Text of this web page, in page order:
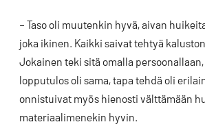
– Taso oli muutenkin hyvä, aivan
joka ikinen. Kaikki saivat tehtyä
Jokainen teki sitä omalla
lopputulos oli sama, tapa tehdä oli
onnistuivat myös hienosti välttämään
materiaalimenekin hyvin.